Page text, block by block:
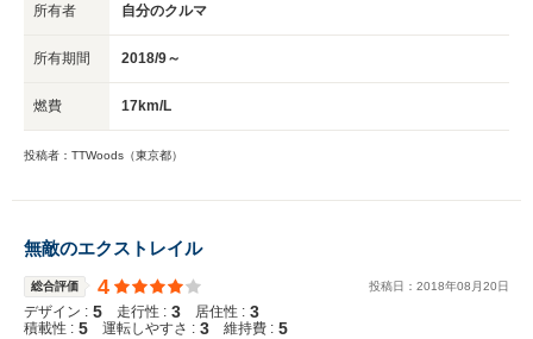
所有者 自分のクルマ
所有期間 2018/9～
燃費 17km/L
投稿者：TTWoods（東京都）
無敵のエクストレイル
総合評価 4 投稿日： 2018年08 月20日
デザイン : 5 走行性 : 3 居住性 : 3
積載性 : 5 運転しやすさ : 3 維持費 : 5